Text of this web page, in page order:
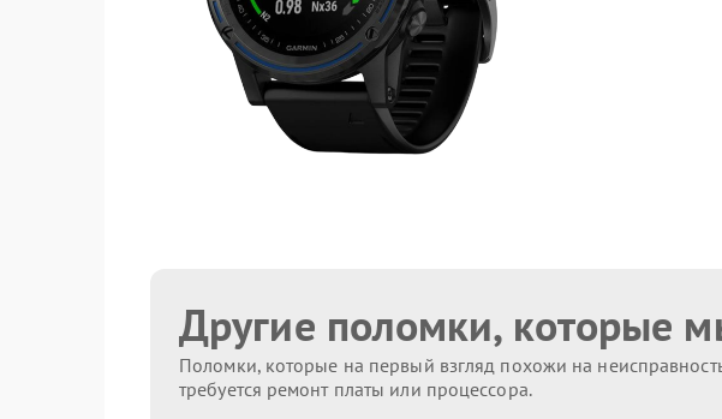
Другие поломки, которые
Поломки, которые на первый взгляд похожи на
требуется ремонт платы или процессора.